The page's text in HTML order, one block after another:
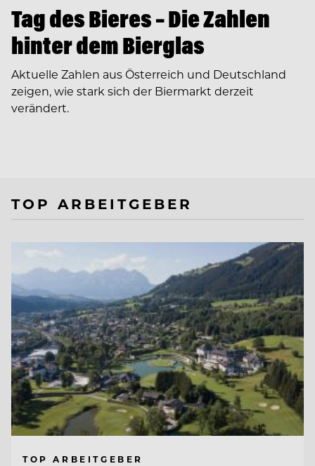
Tag des Bieres – Die Zahlen
hinter dem Bierglas
Aktuelle Zahlen aus Österreich und Deutschland
zeigen, wie stark sich der Biermarkt derzeit
verändert.
TOP ARBEITGEBER
TOP ARBEITGEBER